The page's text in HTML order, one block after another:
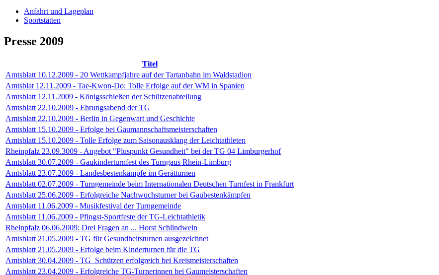
Anfahrt und Lageplan
Sportstätten
Presse 2009
Titel
Amtsblatt 10.12.2009 - 20 Wettkampfjahre auf der Tartanbahn im Waldstadion
Amtsblat 12.11.2009 - Tae-Kwon-Do: Tolle Erfolge auf der WM in Spanien
Amtsblatt 12.11.2009 - Königsschießen der Schützenabteilung
Amtsblatt 22.10.2009 - Ehrungsabend der TG
Amtsblatt 22.10.2009 - Berlin in Gegenwart und Geschichte
Amtsblatt 15.10.2009 - Erfolge bei Gaumannschaftsmeisterschaften
Amtsblatt 15.10.2009 - Tolle Erfolge zum Saisonausklang der Leichtathleten
Rheinpfalz 23.09.3009 - Angebot "Pluspunkt Gesundheit" bei der TG 04 Limburgerhof
Amtsblatt 30.07.2009 - Gaukinderturnfest des Turngaus Rhein-Limburg
Amtsblatt 23.07.2009 - Landesbestenkämpfe im Gerätturnen
Amtsblatt 02.07.2009 - Turngemeinde beim Internationalen Deutschen Turnfest in Frankfurt
Amtsblatt 25.06.2009 - Erfolgreiche Nachwuchsturner bei Gaubestenkämpfen
Amtsblatt 11.06.2009 - Musikfestival der Turngemeinde
Amtsblatt 11.06.2009 - Pfingst-Sportfeste der TG-Leichtathletik
Rheinpfalz 06.06.2009: Drei Fragen an ... Horst Schlindwein
Amtsblatt 21.05.2009 - TG für Gesundheitsturnen ausgezeichnet
Amtsblatt 21.05.2009 - Erfolge beim Kinderturnen für die TG
Amtsblatt 30.04.2009 - TG_Schützen erfolgreich bei Kreismeisterschaften
Amtsblatt 23.04.2009 - Erfolgreiche TG-Turnerinnen bei Gaumeisterschaften